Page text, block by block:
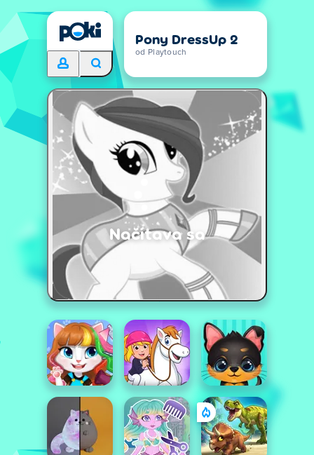
Pony DressUp 2
od Playtouch
Načítava sa